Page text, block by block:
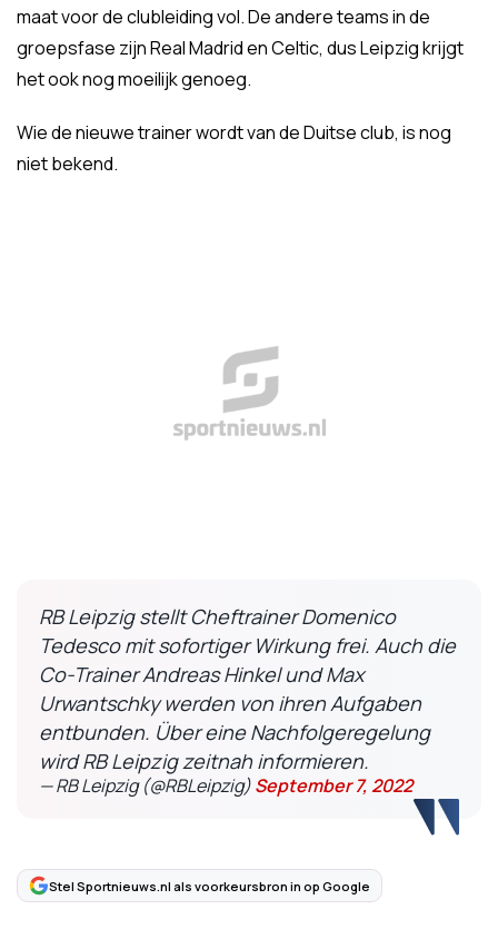
maat voor de clubleiding vol. De andere teams in de
groepsfase zijn Real Madrid en Celtic, dus Leipzig krijgt
het ook nog moeilijk genoeg.
Wie de nieuwe trainer wordt van de Duitse club, is nog
niet bekend.
RB Leipzig stellt Cheftrainer Domenico
Tedesco mit sofortiger Wirkung frei. Auch die
Co-Trainer Andreas Hinkel und Max
Urwantschky werden von ihren Aufgaben
entbunden. Über eine Nachfolgeregelung
wird RB Leipzig zeitnah informieren.
— RB Leipzig (@RBLeipzig)September 7, 2022
Stel Sportnieuws.nl als voorkeursbron in op Google